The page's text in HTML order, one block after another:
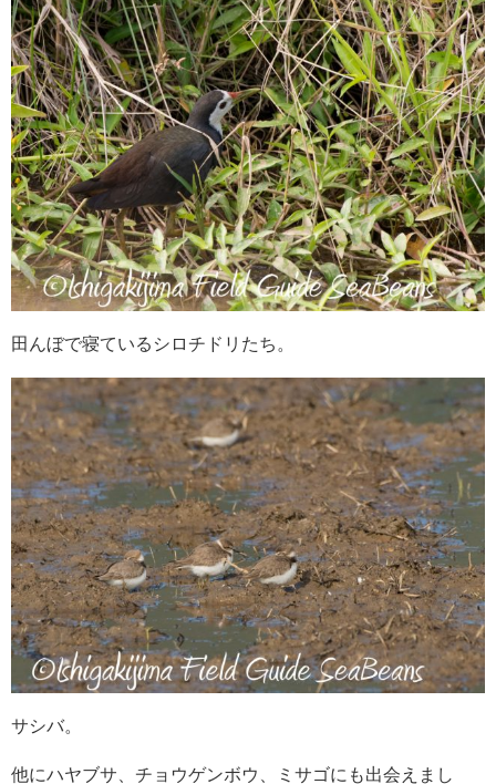
田んぼで寝ているシロチドリたち。
サシバ。
他にハヤブサ、チョウゲンボウ、ミサゴにも出会えまし